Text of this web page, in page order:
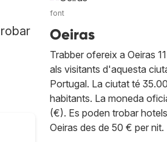
font
Oeiras
Trabber ofereix a Oeiras
als visitants d'aquesta
Portugal. La ciutat té
habitants. La moneda
(€). Es poden trobar
Oeiras des de 50 € per nit.